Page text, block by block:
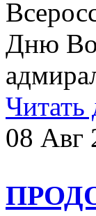
Дню
Читать
08 Авг